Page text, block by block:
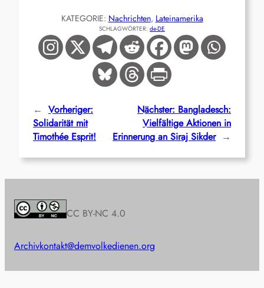
KATEGORIE: Nachrichten, Lateinamerika
SCHLAGWÖRTER: de-DE
← Vorheriger:
Solidarität mit
Timothée Esprit!
Nächster: Bangladesch:
Vielfältige Aktionen in
Erinnerung an Siraj Sikder →
CC BY-NC 4.0
Archivkontakt@demvolkedienen.org